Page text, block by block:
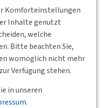
Komforteinstellungen
Inhalte genutzt
welche
Bitte beachten Sie,
womöglich nicht mehr
Verfügung stehen.
in unseren
.